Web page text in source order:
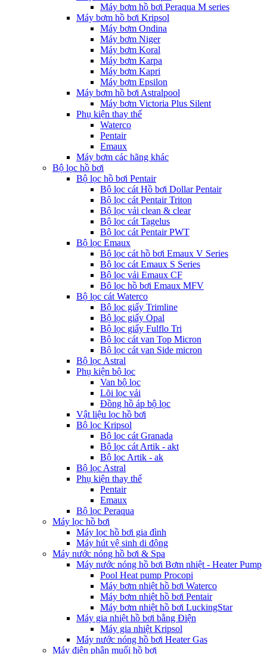
Máy bơm hồ bơi Peraqua M series
Máy bơm hồ bơi Kripsol
Máy bơm Ondina
Máy bơm Niger
Máy bơm Koral
Máy bơm Karpa
Máy bơm Kapri
Máy bơm Epsilon
Máy bơm hồ bơi Astralpool
Máy bơm Victoria Plus Silent
Phụ kiện thay thế
Waterco
Pentair
Emaux
Máy bơm các hãng khác
Bộ lọc hồ bơi
Bộ lọc hồ bơi Pentair
Bộ lọc cát Hồ bơi Dollar Pentair
Bộ lọc cát Pentair Triton
Bộ lọc vải clean & clear
Bộ lọc cát Tagelus
Bộ lọc cát Pentair PWT
Bộ lọc Emaux
Bộ lọc cát hồ bơi Emaux V Series
Bộ lọc cát Emaux S Series
Bộ lọc vải Emaux CF
Bô lọc hồ bơi Emaux MFV
Bộ lọc cát Waterco
Bộ lọc giấy Trimline
Bộ lọc giấy Opal
Bộ lọc giấy Fulflo Tri
Bộ lọc cát van Top Micron
Bộ lọc cát van Side micron
Bộ lọc Astral
Phụ kiện bộ lọc
Van bộ lọc
Lõi lọc vải
Đồng hồ áp bộ lọc
Vật liệu lọc hồ bơi
Bộ lọc Kripsol
Bộ lọc cát Granada
Bộ lọc cát Artik - akt
Bộ lọc Artik - ak
Bộ lọc Astral
Phụ kiện thay thế
Pentair
Emaux
Bộ lọc Peraqua
Máy lọc hồ bơi
Máy lọc hồ bơi gia đình
Máy hút vệ sinh di động
Máy nước nóng hồ bơi & Spa
Máy nước nóng hồ bơi Bơm nhiệt - Heater Pump
Pool Heat pump Procopi
Máy bơm nhiệt hồ bơi Waterco
Máy bơm nhiệt hồ bơi Pentair
Máy bơm nhiệt hồ bơi LuckingStar
Máy gia nhiệt hồ bơi bằng Điện
Máy gia nhiệt Kripsol
Máy nước nóng hồ bơi Heater Gas
Máy điện phân muối hồ bơi